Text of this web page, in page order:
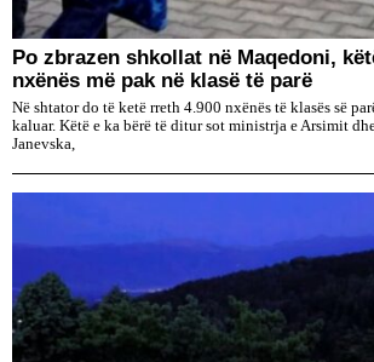
Po zbrazen shkollat në Maqedoni,
nxënës më pak në klasë të parë
Në shtator do të ketë rreth 4.900 nxënës të klasës së
kaluar. Këtë e ka bërë të ditur sot ministrja e Arsimit
Janevska,